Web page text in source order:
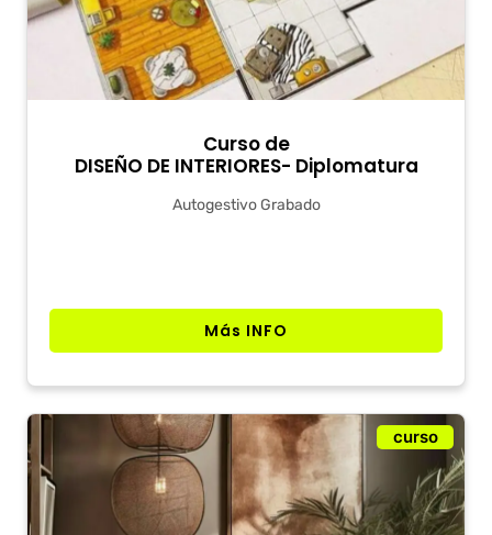
Curso de
DISEÑO DE INTERIORES- Diplomatura
Autogestivo Grabado
Más INFO
curso